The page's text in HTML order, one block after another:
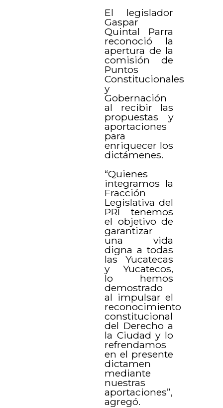
El legislador
Gaspar
Quintal Parra
reconoció la
apertura de la
comisión de
Puntos
Constitucionales
y
Gobernación
al recibir las
propuestas y
aportaciones
para
enriquecer los
dictámenes.
“Quienes
integramos la
Fracción
Legislativa del
PRI tenemos
el objetivo de
garantizar
una vida
digna a todas
las Yucatecas
y Yucatecos,
lo hemos
demostrado
al impulsar el
reconocimiento
constitucional
del Derecho a
la Ciudad y lo
refrendamos
en el presente
dictamen
mediante
nuestras
aportaciones”,
agregó.